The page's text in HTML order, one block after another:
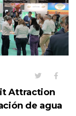
Attraction
de agua